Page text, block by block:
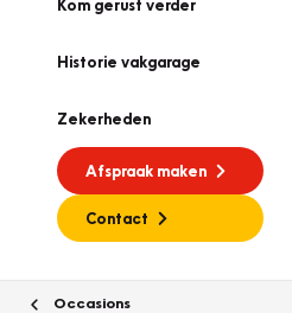
Kom gerust verder
Historie vakgarage
Zekerheden
Afspraak maken
Contact
Occasions